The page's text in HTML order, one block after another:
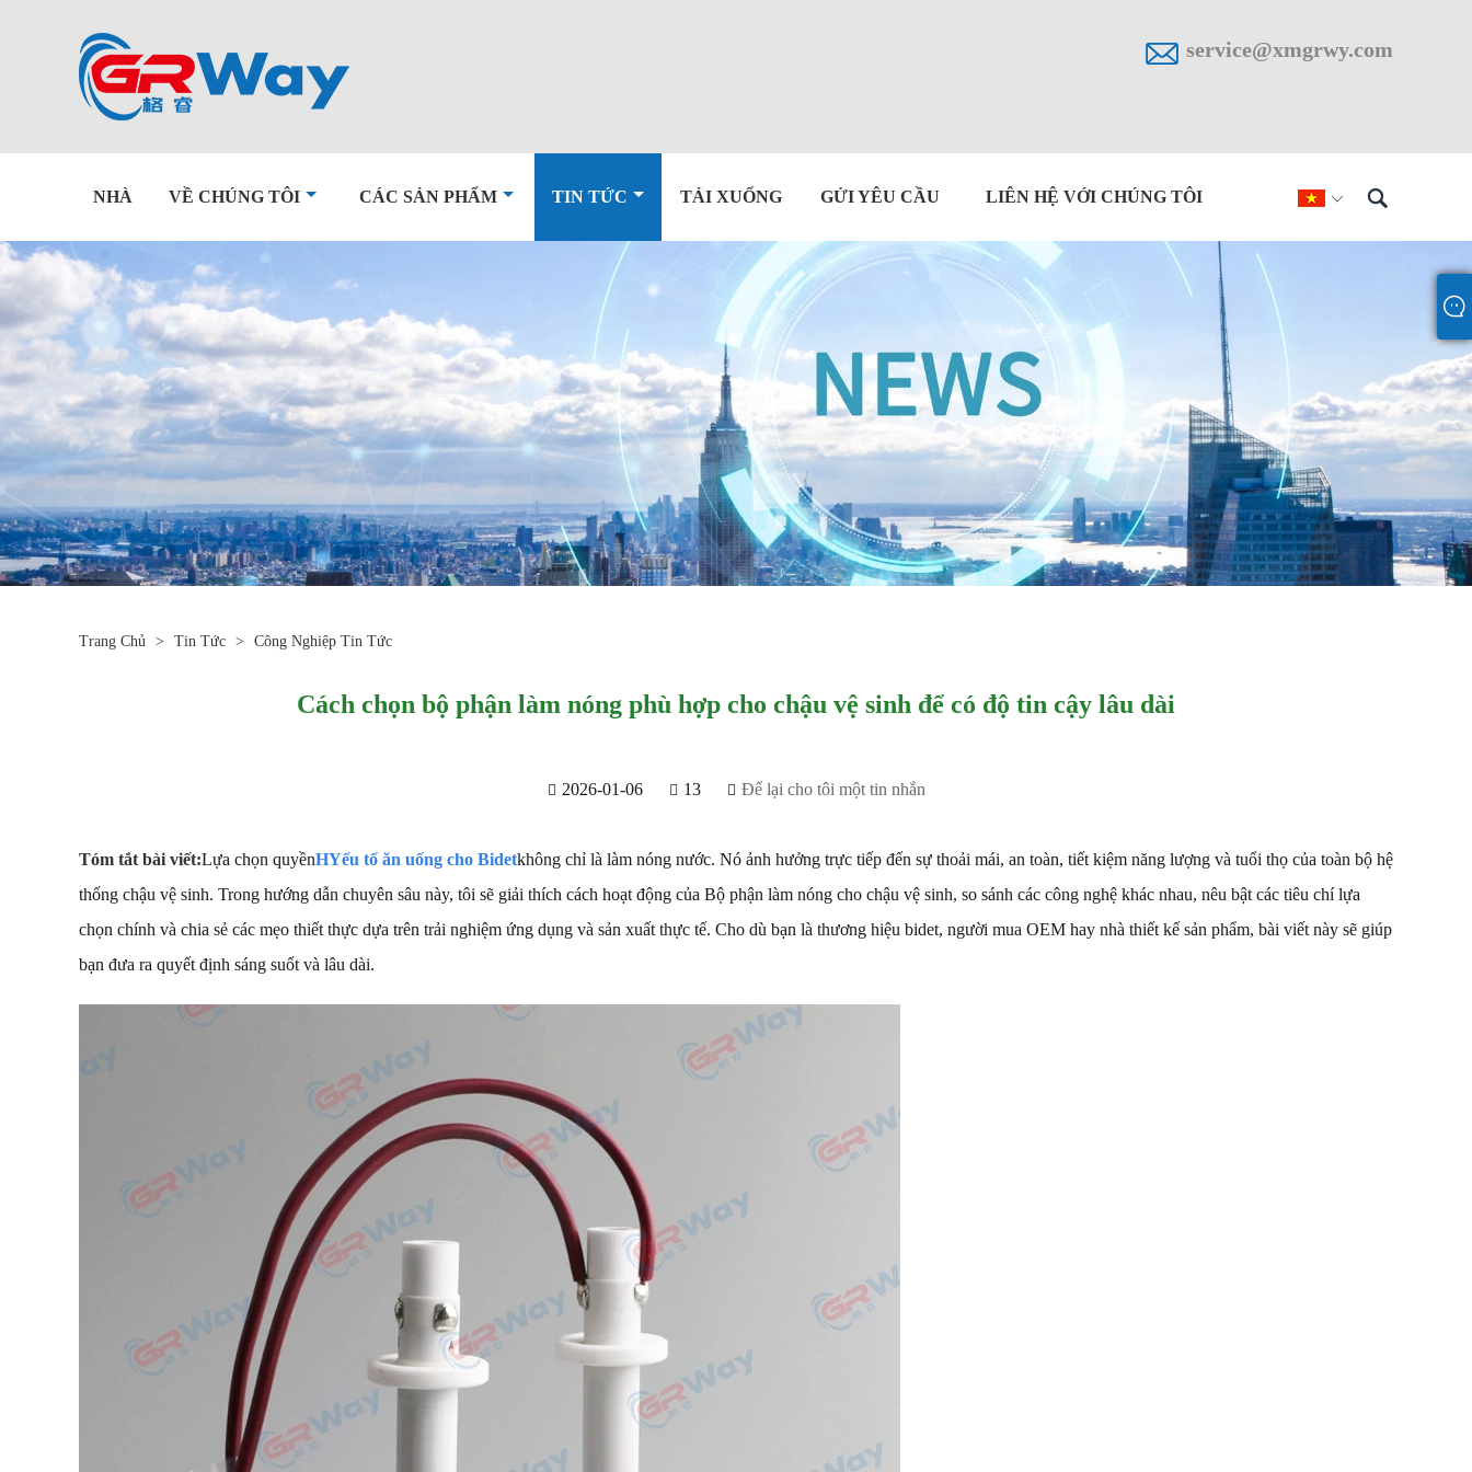
 service@xmgrwy.com
 
NHÀ VỀ CHÚNG TÔI CÁC SẢN PHẨM TIN TỨC TẢI XUỐNG GỬI YÊU CẦU LIÊN HỆ VỚI CHÚNG TÔI
Trang Chủ > Tin Tức > Công Nghiệp Tin Tức
Cách chọn bộ phận làm nóng phù hợp cho chậu vệ sinh để có độ tin cậy lâu dài
2026-01-06 13 Để lại cho tôi một tin nhắn
Tóm tắt bài viết:Lựa chọn quyềnHYếu tố ăn uống cho Bidetkhông chỉ là làm nóng nước. Nó ảnh hưởng trực tiếp đến sự thoải mái, an toàn, tiết kiệm năng lượng và tuổi thọ của toàn bộ hệ
thống chậu vệ sinh. Trong hướng dẫn chuyên sâu này, tôi sẽ giải thích cách hoạt động của Bộ phận làm nóng cho chậu vệ sinh, so sánh các công nghệ khác nhau, nêu bật các tiêu chí lựa
chọn chính và chia sẻ các mẹo thiết thực dựa trên trải nghiệm ứng dụng và sản xuất thực tế. Cho dù bạn là thương hiệu bidet, người mua OEM hay nhà thiết kế sản phẩm, bài viết này sẽ giúp
bạn đưa ra quyết định sáng suốt và lâu dài.